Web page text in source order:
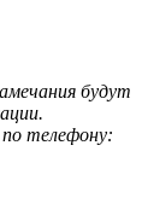
будут
телефону: